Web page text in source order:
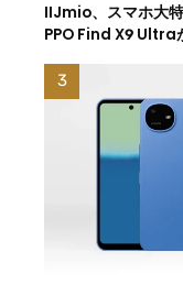
IIJmio、スマホ大
PPO Find X9